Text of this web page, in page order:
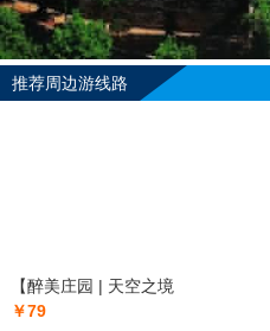
推荐周边游线路
【醉美庄园 | 天空之境
￥79